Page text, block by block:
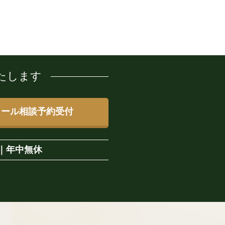
します
ル相談予約受付
年中無休